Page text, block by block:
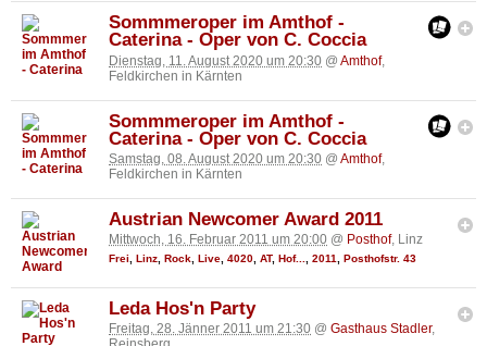
Sommmeroper im Amthof -
Caterina - Oper von C. Coccia
Dienstag, 11. August 2020 um 20:30 @ Amthof,
Feldkirchen in Kärnten
Sommmeroper im Amthof -
Caterina - Oper von C. Coccia
Samstag, 08. August 2020 um 20:30 @ Amthof,
Feldkirchen in Kärnten
Austrian Newcomer Award 2011
Mittwoch, 16. Februar 2011 um 20:00 @ Posthof, Linz
Frei, Linz, Rock, Live, 4020, AT, Hof..., 2011, Posthofstr. 43
Leda Hos'n Party
Freitag, 28. Jänner 2011 um 21:30 @ Gasthaus Stadler,